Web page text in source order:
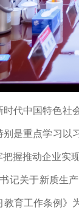
代中国特色社
是重点学习以
握推动企业实
记关于新质生
教育工作条例》